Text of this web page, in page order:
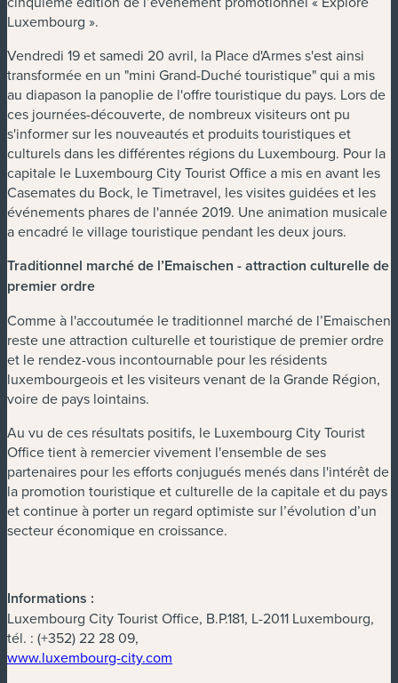
Luxembourg ».
Vendredi 19 et samedi 20 avril, la Place d'Armes s'est ainsi
transformée en un "mini Grand-Duché touristique" qui a mis
au diapason la panoplie de l'offre touristique du pays. Lors de
ces journées-découverte, de nombreux visiteurs ont pu
s'informer sur les nouveautés et produits touristiques et
culturels dans les différentes régions du Luxembourg. Pour la
capitale le Luxembourg City Tourist Office a mis en avant les
Casemates du Bock, le Timetravel, les visites guidées et les
événements phares de l'année 2019. Une animation musicale
a encadré le village touristique pendant les deux jours.
Traditionnel marché de l’Emaischen - attraction culturelle de
premier ordre
Comme à l'accoutumée le traditionnel marché de l’Emaischen
reste une attraction culturelle et touristique de premier ordre
et le rendez-vous incontournable pour les résidents
luxembourgeois et les visiteurs venant de la Grande Région,
voire de pays lointains.
Au vu de ces résultats positifs, le Luxembourg City Tourist
Office tient à remercier vivement l'ensemble de ses
partenaires pour les efforts conjugués menés dans l'intérêt de
la promotion touristique et culturelle de la capitale et du pays
et continue à porter un regard optimiste sur l’évolution d’un
secteur économique en croissance.
Informations :
Luxembourg City Tourist Office, B.P.181, L-2011 Luxembourg,
tél. : (+352) 22 28 09,
www.luxembourg-city.com